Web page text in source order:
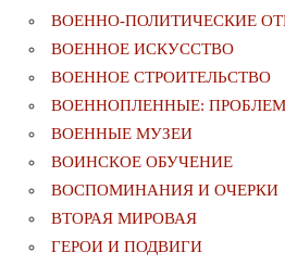
ВОЕННО-ПОЛИТИЧЕСКИE
ВОЕННОЕ ИСКУССТВО
ВОЕННОЕ СТРОИТЕЛЬСТВО
ВОЕННОПЛЕННЫЕ:
ВОЕННЫЕ МУЗЕИ
ВОИНСКОЕ ОБУЧЕНИЕ
ВОСПОМИНАНИЯ И ОЧЕРКИ
ВТОРАЯ МИРОВАЯ
ГЕРОИ И ПОДВИГИ